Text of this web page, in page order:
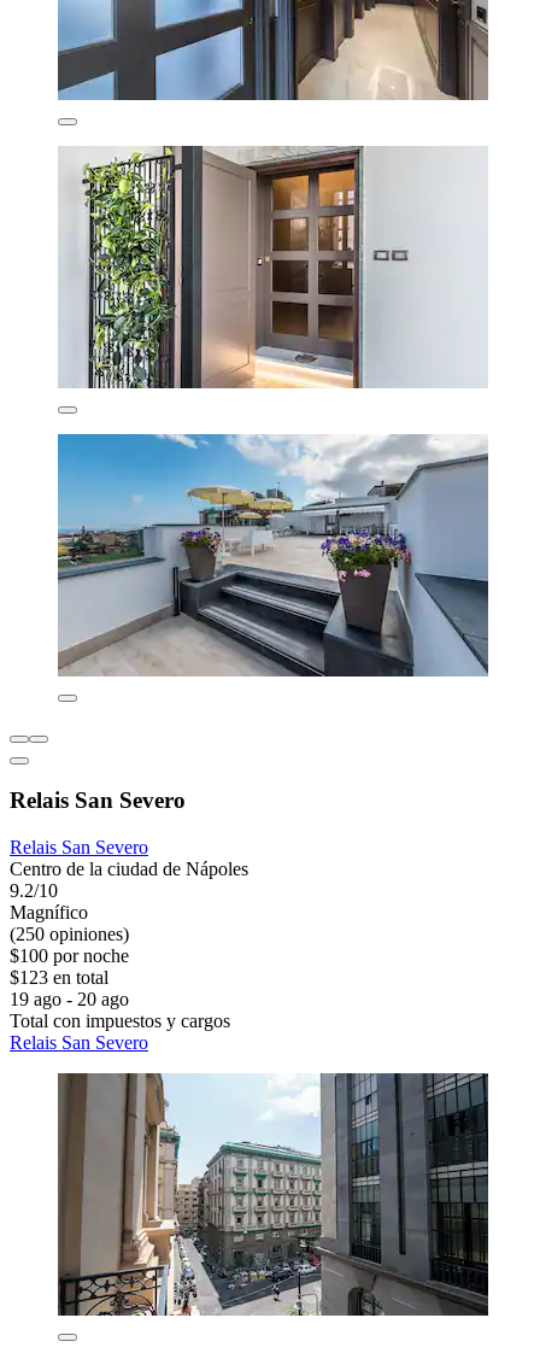
Relais San Severo
Relais San Severo
Centro de la ciudad de Nápoles
9.2/10
Magnífico
(250 opiniones)
$100 por noche
$123 en total
19 ago - 20 ago
Total con impuestos y cargos
Relais San Severo